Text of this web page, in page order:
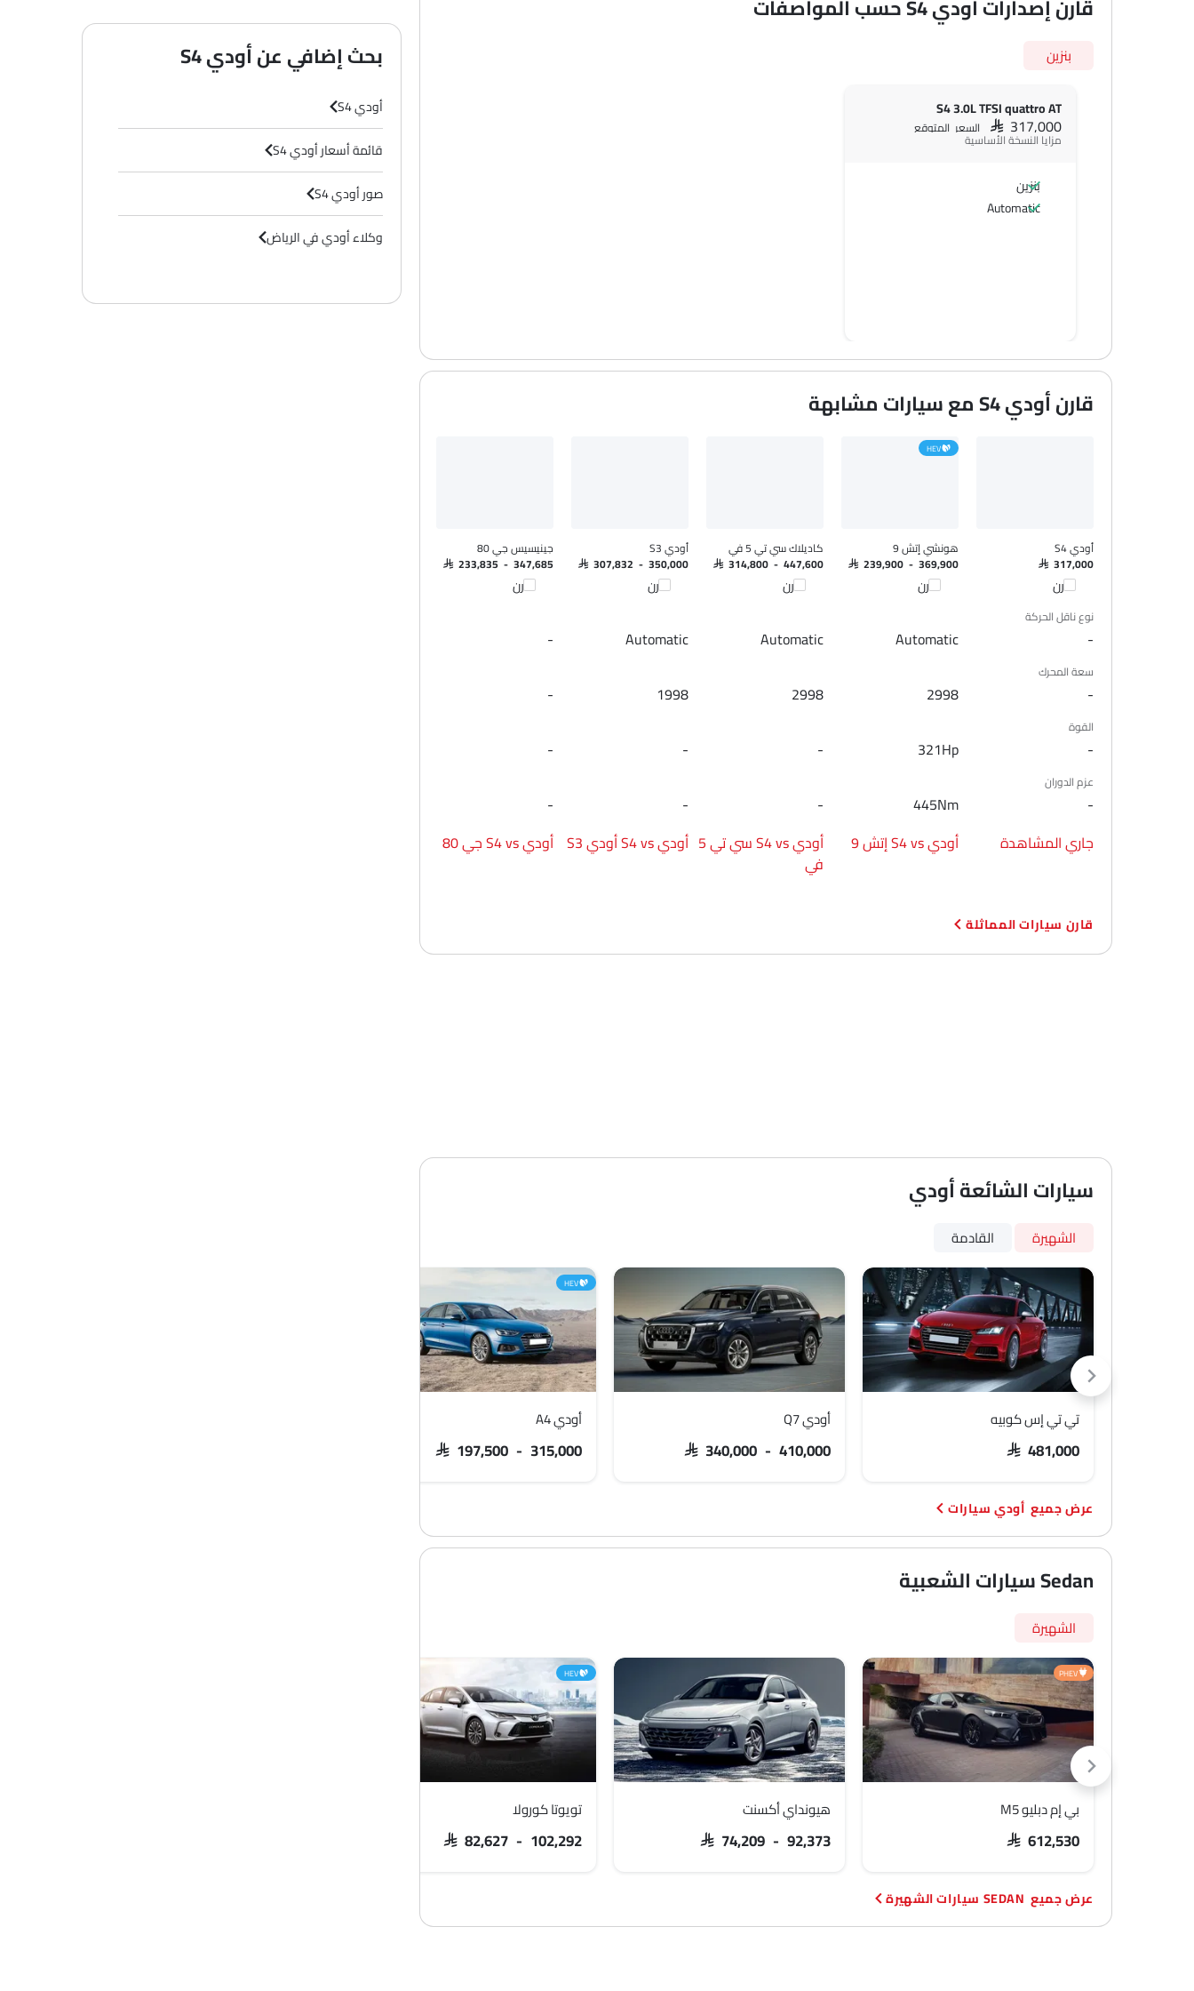
قارن إصدارات أودي S4 حسب المواصفات
بنزين
S4 3.0L TFSI quattro AT
SAR 317,000 السعر المتوقع
مزايا النسخة الأساسية
بنزين
Automatic
قارن أودي S4 مع سيارات مشابهة
أودي S4
SAR 317,000
قارن
HEV
هونشي إتش 9
SAR 239,900 - 369,900
قارن
كاديلاك سي تي 5 في
SAR 314,800 - 447,600
قارن
أودي S3
SAR 307,832 - 350,000
قارن
جينيسيس جي 80
SAR 233,835 - 347,685
قارن
نوع ناقل الحركة
-
Automatic
Automatic
Automatic
-
سعة المحرك
-
2998
2998
1998
-
القوة
-
321Hp
-
-
-
عزم الدوران
-
445Nm
-
-
-
جاري المشاهدة
أودي S4 vs إتش 9
أودي S4 vs سي تي 5
في
أودي S4 vs أودي S3 أودي S4 vs جي 80
قارن سيارات المماثلة
سيارات الشائعة أودي
الشهيرة القادمة
تي تي إس كوبيه
SAR 481,000
أودي Q7
SAR 340,000 - 410,000
HEV
أودي A4
SAR 197,500 - 315,000
أودي سيارات
Sedan سيارات الشعبية
الشهيرة
PHEV
بي إم دبليو M5
SAR 612,530
هيونداي أكسنت
SAR 74,209 - 92,373
HEV
تويوتا كورولا
SAR 82,627 - 102,292
SEDAN سيارات الشهيرة
بحث إضافي عن أودي S4
أودي S4
قائمة أسعار أودي S4
صور أودي S4
وكلاء أودي في الرياض‎